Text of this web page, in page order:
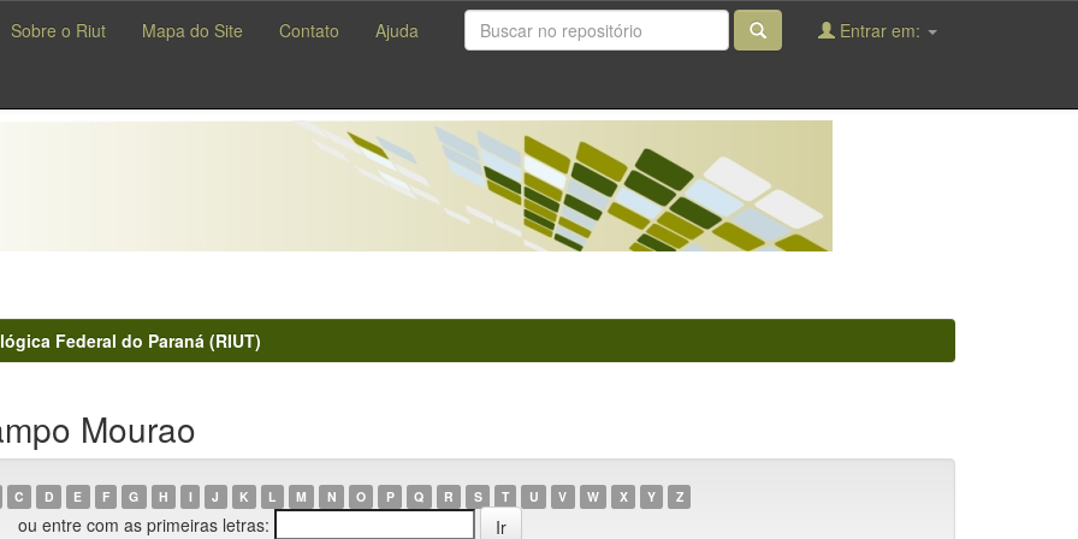
Sobre o Riut Mapa do Site Contato Ajuda Entrar em:
Federal do Paraná (RIUT)
Mourao
C D E F G H I J K L M N O P Q R S T U V W X Y Z
ou entre com as primeiras letras: